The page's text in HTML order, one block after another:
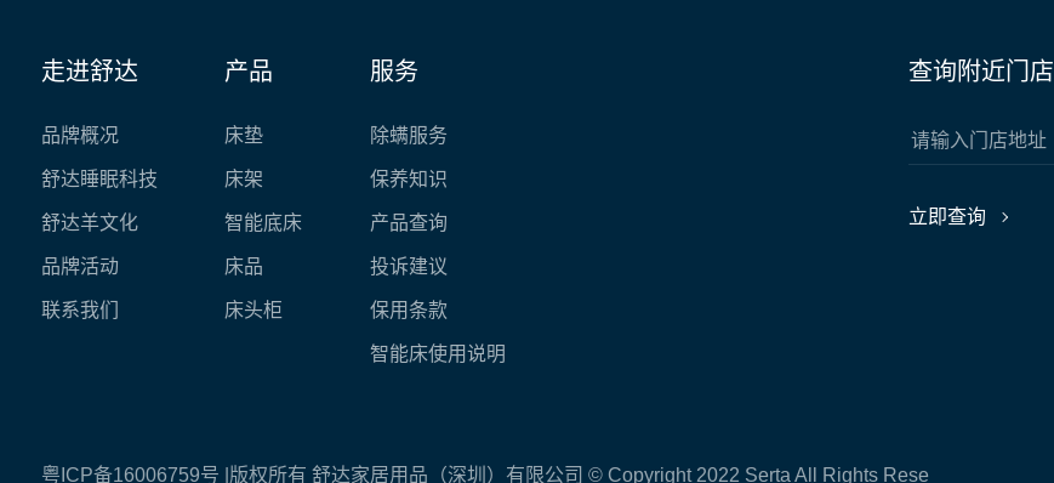
走进舒达
品牌概况
舒达睡眠科技
舒达羊文化
品牌活动
联系我们
产品
床垫
床架
智能底床
床品
床头柜
服务
除螨服务
保养知识
产品查询
投诉建议
保用条款
智能床使用说明
查询附近门店
立即查询
粤ICP备16006759号 |版权所有 舒达家居用品（深圳）有限公司 © Copyright 2022 Serta All Rights Rese